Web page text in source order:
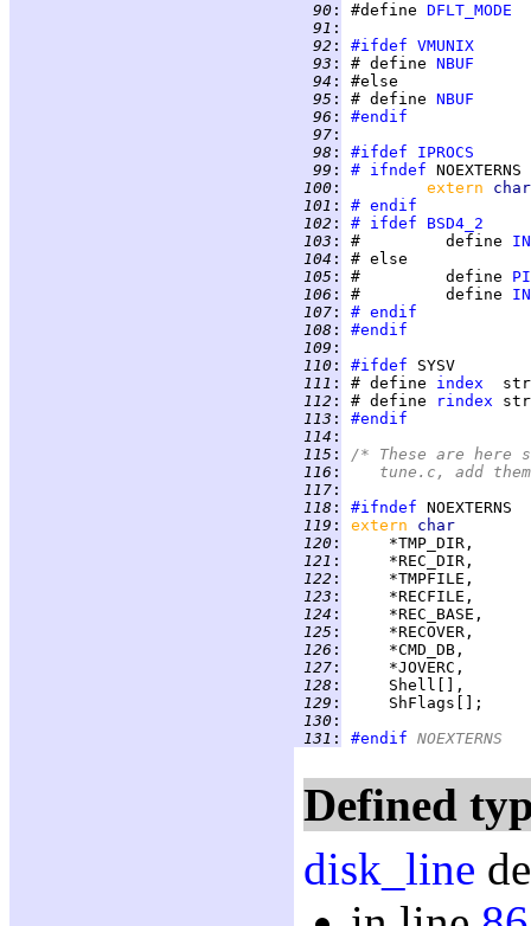
  90
: #define DFLT_MODE
  91
:
  92
: #ifdef VMUNIX
  93
: #	define NBUF
  94
:
  95
: #	define NBUF
  96
:
#endif
  97
:
  98
: #ifdef
IPROCS
  99
: #	ifndef
100 : extern
101 :
#	endif
102 : #	ifdef
BSD4_2
103 : #		define
104 :
105 : #		define
106 : #		define
107 :
#	endif
108 :
#endif
109 :
110 : #ifdef
111 : #	define index
112 : #	define
rindex
113 :
#endif
114 :
115 :
/* These are
116 :
tune.c, add
117 :
118 : #ifndef
119 : extern char
120 :
121 :
122 :
123 :
124 :
125 :
126 :
127 :
128 :
129 :
130 :
131 : #endif NOEXTERNS
Defined
disk_line